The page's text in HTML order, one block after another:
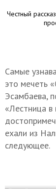
Честный
Самые
это мечеть
Эсамбаева,
«Лестница в
ехали из
следующее.